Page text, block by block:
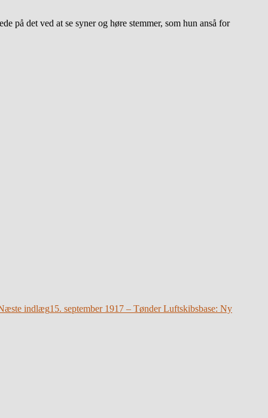
på det ved at se syner og høre stemmer, som hun anså for
indlæg15. september 1917 – Tønder Luftskibsbase: Ny